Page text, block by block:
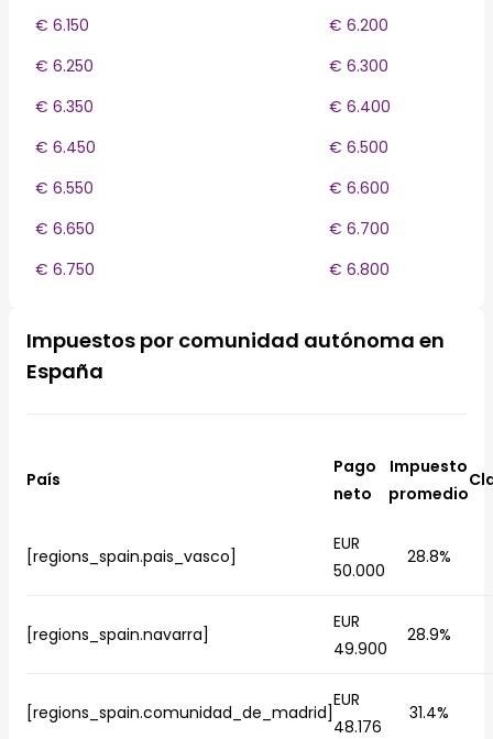
€ 6.150
€ 6.200
€ 6.250
€ 6.300
€ 6.350
€ 6.400
€ 6.450
€ 6.500
€ 6.550
€ 6.600
€ 6.650
€ 6.700
€ 6.750
€ 6.800
Impuestos por comunidad autónoma en
España
País
Pago
neto
Impuesto
promedio
[regions_spain.pais_vasco]
EUR
50.000
28.8%
[regions_spain.navarra]
EUR
49.900
28.9%
[regions_spain.comunidad_de_madrid]
EUR
48.176
31.4%